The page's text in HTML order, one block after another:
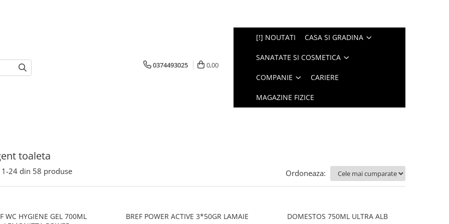
0374493025 0,00
[!] NOUTATI CASA SI GRADINA
SANATATE SI COSMETICA
COMPANIE CARIERE
MAGAZINE FIZICE
toaleta
1-24 din 58 produse Ordoneaza:
WC HYGIENE GEL 700ML
BREF POWER ACTIVE 3*50GR LAMAIE
DOMESTOS 750ML ULTRA ALB